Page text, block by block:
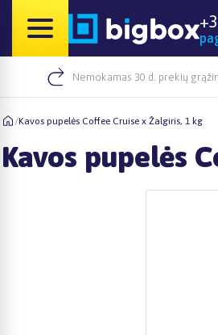
Nemokamas 30 d. prekių
/Kavos pupelės Coffee Cruise x Žalgiris, 1 kg
Kavos pupelės